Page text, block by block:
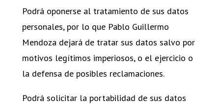
Podrá oponerse al tratamiento de sus datos
personales, por lo que Pablo Guillermo
Mendoza dejará de tratar sus datos salvo por
motivos legítimos imperiosos, o el ejercicio o
la defensa de posibles reclamaciones.
Podrá solicitar la portabilidad de sus datos